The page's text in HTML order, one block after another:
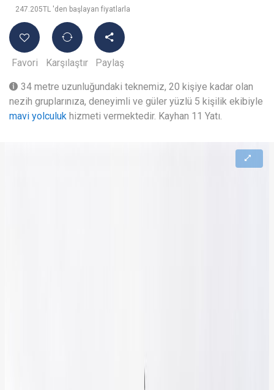
247.205TL 'den başlayan fiyatlarla
Favori Karşılaştır Paylaş
34 metre uzunluğundaki teknemiz, 20 kişiye kadar olan
nezih gruplarınıza, deneyimli ve güler yüzlü 5 kişilik ekibiyle
mavi yolculuk hizmeti vermektedir. Kayhan 11 Yatı.